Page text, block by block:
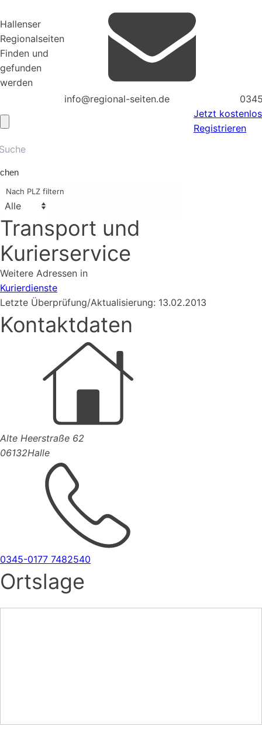
Hallenser
Regionalseiten
Finden und
gefunden
werden
info@regional-seiten.de
Jetzt kostenlos
Registrieren
Nach PLZ filtern
Transport und
Kurierservice
Weitere Adressen in
Kurierdienste
Letzte Überprüfung/Aktualisierung: 13.02.2013
Kontaktdaten
Alte Heerstraße 62
06132Halle
0345-0177 7482540
Ortslage